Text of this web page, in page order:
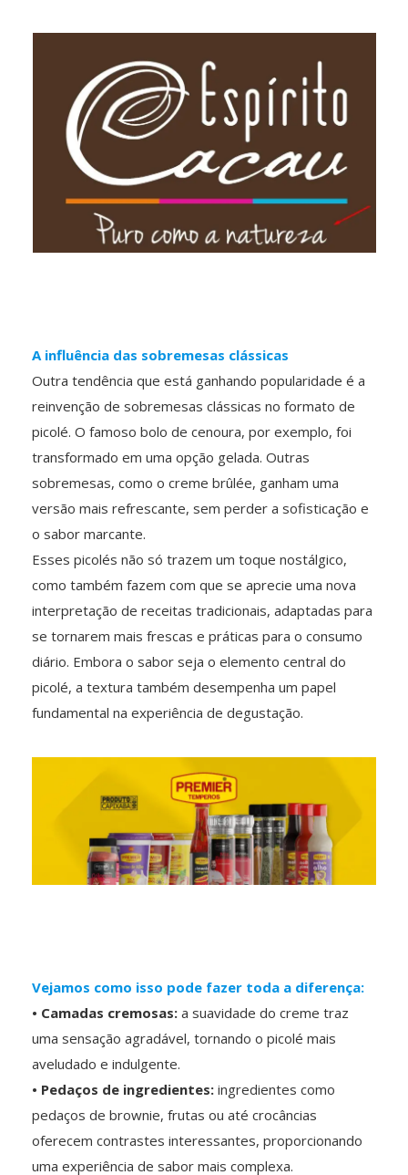
A influência das sobremesas clássicas
Outra tendência que está ganhando popularidade é a
reinvenção de sobremesas clássicas no formato de
picolé. O famoso bolo de cenoura, por exemplo, foi
transformado em uma opção gelada. Outras
sobremesas, como o creme brûlée, ganham uma
versão mais refrescante, sem perder a sofisticação e
o sabor marcante.
Esses picolés não só trazem um toque nostálgico,
como também fazem com que se aprecie uma nova
interpretação de receitas tradicionais, adaptadas para
se tornarem mais frescas e práticas para o consumo
diário. Embora o sabor seja o elemento central do
picolé, a textura também desempenha um papel
fundamental na experiência de degustação.
Vejamos como isso pode fazer toda a diferença:
• Camadas cremosas: a suavidade do creme traz
uma sensação agradável, tornando o picolé mais
aveludado e indulgente.
• Pedaços de ingredientes: ingredientes como
pedaços de brownie, frutas ou até crocâncias
oferecem contrastes interessantes, proporcionando
uma experiência de sabor mais complexa.